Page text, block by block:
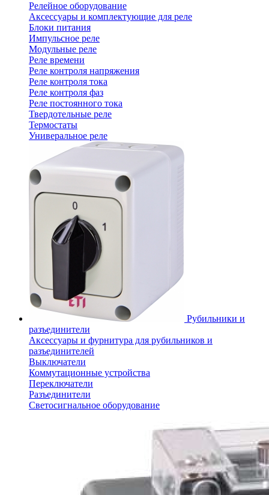
Релейное оборудование
Аксессуары и комплектующие для реле
Блоки питания
Импульсное реле
Модульные реле
Реле времени
Реле контроля напряжения
Реле контроля тока
Реле контроля фаз
Реле постоянного тока
Твердотельные реле
Термостаты
Универальное реле
Рубильники и
разъединители
Аксессуары и фурнитура для рубильников и
разъединителей
Выключатели
Коммутационные устройства
Переключатели
Разъединители
Светосигнальное оборудование